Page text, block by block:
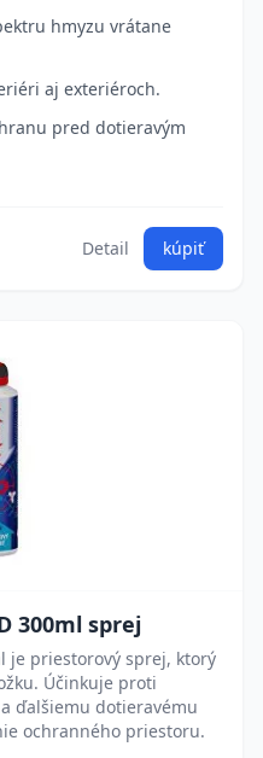
hmyzu vrátane
aj exteriéroch.
pred dotieravým
Detail kúpiť
300ml sprej
je priestorový sprej, ktorý
Účinkuje proti
ďalšiemu dotieravému
ochranného priestoru.